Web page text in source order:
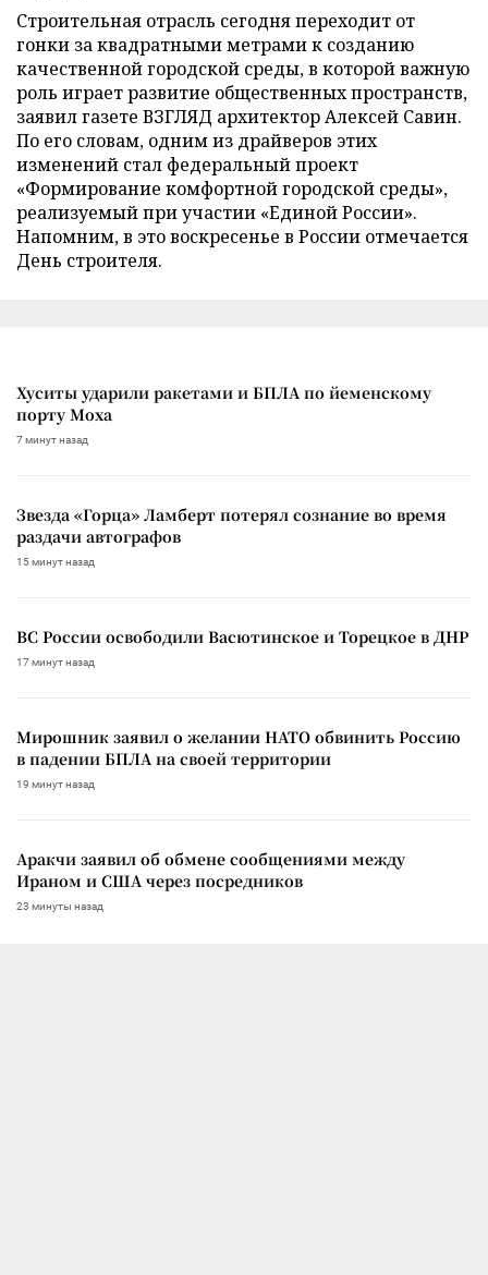
Строительная отрасль сегодня переходит от
гонки за квадратными метрами к созданию
качественной городской среды, в которой важную
роль играет развитие общественных пространств,
заявил газете ВЗГЛЯД архитектор Алексей Савин.
По его словам, одним из драйверов этих
изменений стал федеральный проект
«Формирование комфортной городской среды»,
реализуемый при участии «Единой России».
Напомним, в это воскресенье в России отмечается
День строителя.
Хуситы ударили ракетами и БПЛА по йеменскому
порту Моха
7 минут назад
Звезда «Горца» Ламберт потерял сознание во время
раздачи автографов
15 минут назад
ВС России освободили Васютинское и Торецкое в ДНР
17 минут назад
Мирошник заявил о желании НАТО обвинить Россию
в падении БПЛА на своей территории
19 минут назад
Аракчи заявил об обмене сообщениями между
Ираном и США через посредников
23 минуты назад